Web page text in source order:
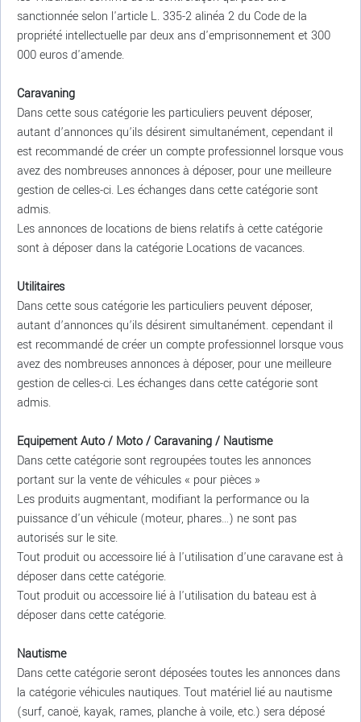
sanctionnée selon l'article L. 335-2 alinéa 2 du Code de la
propriété intellectuelle par deux ans d'emprisonnement et 300
000 euros d'amende.
Caravaning
Dans cette sous catégorie les particuliers peuvent déposer,
autant d’annonces qu’ils désirent simultanément, cependant il
est recommandé de créer un compte professionnel lorsque vous
avez des nombreuses annonces à déposer, pour une meilleure
gestion de celles-ci. Les échanges dans cette catégorie sont
admis.
Les annonces de locations de biens relatifs à cette catégorie
sont à déposer dans la catégorie Locations de vacances.
Utilitaires
Dans cette sous catégorie les particuliers peuvent déposer,
autant d’annonces qu’ils désirent simultanément. cependant il
est recommandé de créer un compte professionnel lorsque vous
avez des nombreuses annonces à déposer, pour une meilleure
gestion de celles-ci. Les échanges dans cette catégorie sont
admis.
Equipement Auto / Moto / Caravaning / Nautisme
Dans cette catégorie sont regroupées toutes les annonces
portant sur la vente de véhicules « pour pièces »
Les produits augmentant, modifiant la performance ou la
puissance d'un véhicule (moteur, phares…) ne sont pas
autorisés sur le site.
Tout produit ou accessoire lié à l'utilisation d'une caravane est à
déposer dans cette catégorie.
Tout produit ou accessoire lié à l'utilisation du bateau est à
déposer dans cette catégorie.
Nautisme
Dans cette catégorie seront déposées toutes les annonces dans
la catégorie véhicules nautiques. Tout matériel lié au nautisme
(surf, canoë, kayak, rames, planche à voile, etc.) sera déposé